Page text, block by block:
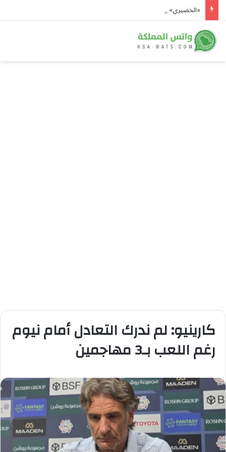
كارينيو: لم ندرك التعادل أمام نيوم
رغم اللعب بـ3 مهاجمين